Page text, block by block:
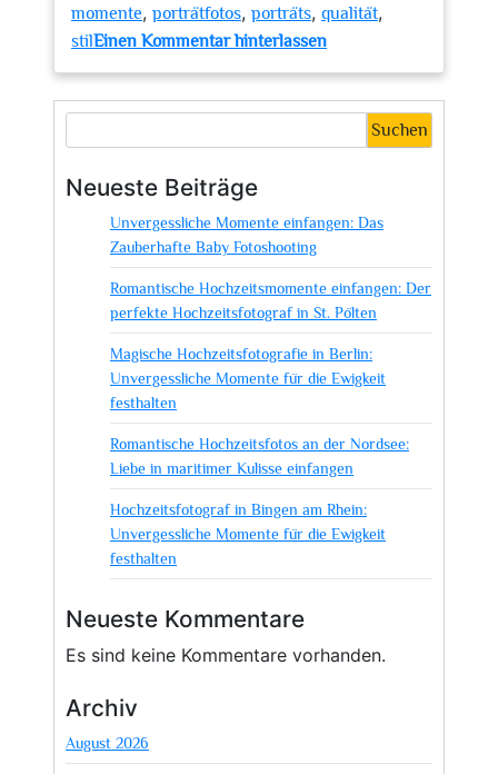
momente, porträtfotos, porträts, qualität,
stilEinen Kommentar hinterlassenzu
Die
Kreativität
Claudio
Suchen
Neueste Beiträge
Unvergessliche Momente einfangen: Das
Zauberhafte Baby Fotoshooting
Romantische Hochzeitsmomente einfangen: Der
perfekte Hochzeitsfotograf in St. Pölten
Magische Hochzeitsfotografie in Berlin:
Unvergessliche Momente für die Ewigkeit
festhalten
Romantische Hochzeitsfotos an der Nordsee:
Liebe in maritimer Kulisse einfangen
Hochzeitsfotograf in Bingen am Rhein:
Unvergessliche Momente für die Ewigkeit
festhalten
Neueste Kommentare
Es sind keine Kommentare vorhanden.
Archiv
August 2026